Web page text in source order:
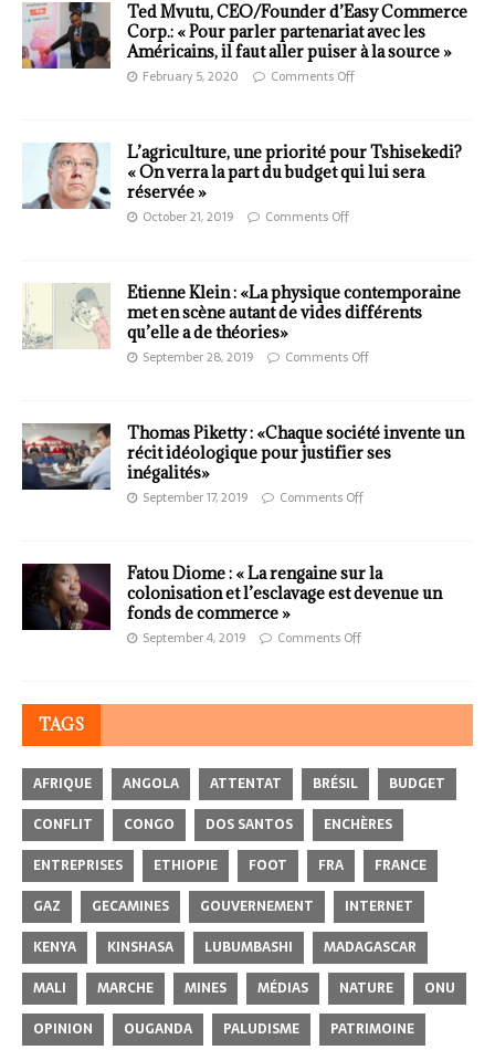
Ted Mvutu, CEO/Founder d’Easy Commerce
Corp.: « Pour parler partenariat avec les
Américains, il faut aller puiser à la source »
February 5, 2020 Comments Off
L’agriculture, une priorité pour Tshisekedi?
« On verra la part du budget qui lui sera
réservée »
October 21, 2019 Comments Off
Etienne Klein : «La physique contemporaine
met en scène autant de vides différents
qu’elle a de théories»
September 28, 2019 Comments Off
Thomas Piketty : «Chaque société invente un
récit idéologique pour justifier ses
inégalités»
September 17, 2019 Comments Off
Fatou Diome : « La rengaine sur la
colonisation et l’esclavage est devenue un
fonds de commerce »
September 4, 2019 Comments Off
TAGS
AFRIQUE ANGOLA ATTENTAT BRÉSIL
BUDGET
CONFLIT
CONGO DOS SANTOS
ENCHÈRES
ENTREPRISES
ETHIOPIE FOOT FRA
FRANCE
GAZ
GECAMINES GOUVERNEMENT
INTERNET
KENYA
KINSHASA LUBUMBASHI
MADAGASCAR
MALI
MARCHE MINES MÉDIAS NATURE
ONU
OPINION
OUGANDA PALUDISME PATRIMOINE